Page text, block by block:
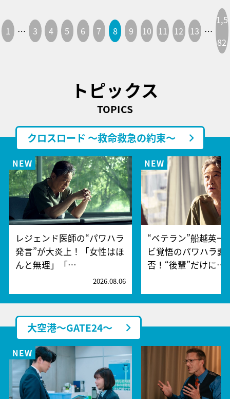
1 … 3 4 5 6 7 8 9 10 11 12 13 …
1,5
82
トピックス
TOPICS
クロスロード ～救命救急の約束～
レジェンド医師の“パワハラ
発言”が大炎上！「女性はほ
んと無理」「…
2026.08.06
“ベテラン”船越英一
ビ覚悟のパワハラ謝
否！“後輩”だけに…
大空港～GATE24～